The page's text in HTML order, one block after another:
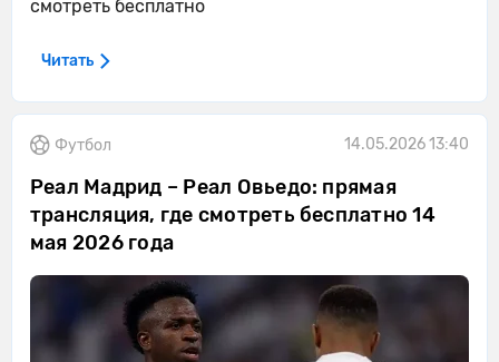
смотреть бесплатно
Читать
Футбол 14.05.2026 13:40
Реал Мадрид – Реал Овьедо: прямая
трансляция, где смотреть бесплатно 14
мая 2026 года